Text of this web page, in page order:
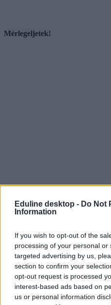
Eduline desktop - Do Not
Information
If you wish to opt-out of the
processing of your personal
targeted advertising by us,
section to confirm your
opt-out request is processed
interest-based ads based on
us or personal information
Mérlegeljetek!
Főleg a fővárosban több tízezer
albérlet árak között, ami
eszközök állnak rendelkezésre,
az egyetemre, mennyire
30-40 ezer forinttal is többet
lakhassanak, és 10-15 percet
Vajon megéri?
Tetszett a cikk? Iratkozz fel